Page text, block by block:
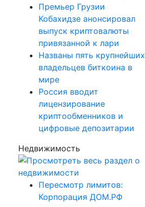
Премьер Грузии
Кобахидзе анонсировал
выпуск криптовалюты
привязанной к лари
Названы пять крупнейших
владельцев биткоина в
мире
Россия вводит
лицензирование
криптообменников и
цифровые депозитарии
Недвижимость
Пересмотр лимитов:
Корпорация ДОМ.РФ